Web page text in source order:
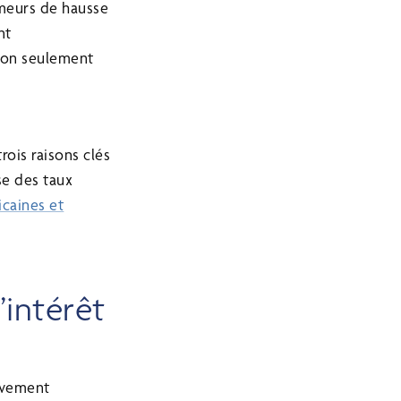
de hausse
seulement
raisons clés
des taux
et